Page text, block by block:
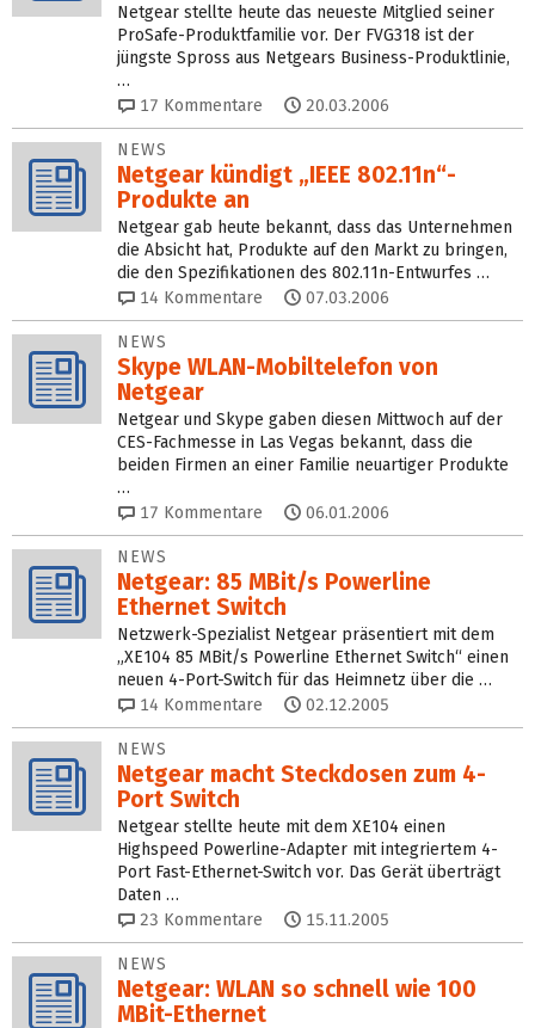
Netgear stellte heute das neueste Mitglied seiner
ProSafe-Produktfamilie vor. Der FVG318 ist der
jüngste Spross aus Netgears Business-Produktlinie,
…
17 Kommentare 20.03.2006
NEWS
Netgear kündigt „IEEE 802.11n“-
Produkte an
Netgear gab heute bekannt, dass das Unternehmen
die Absicht hat, Produkte auf den Markt zu bringen,
die den Spezifikationen des 802.11n-Entwurfes …
14 Kommentare 07.03.2006
NEWS
Skype WLAN-Mobiltelefon von
Netgear
Netgear und Skype gaben diesen Mittwoch auf der
CES-Fachmesse in Las Vegas bekannt, dass die
beiden Firmen an einer Familie neuartiger Produkte
…
17 Kommentare 06.01.2006
NEWS
Netgear: 85 MBit/s Powerline
Ethernet Switch
Netzwerk-Spezialist Netgear präsentiert mit dem
„XE104 85 MBit/s Powerline Ethernet Switch“ einen
neuen 4-Port-Switch für das Heimnetz über die …
14 Kommentare 02.12.2005
NEWS
Netgear macht Steckdosen zum 4-
Port Switch
Netgear stellte heute mit dem XE104 einen
Highspeed Powerline-Adapter mit integriertem 4-
Port Fast-Ethernet-Switch vor. Das Gerät überträgt
Daten …
23 Kommentare 15.11.2005
NEWS
Netgear: WLAN so schnell wie 100
MBit-Ethernet